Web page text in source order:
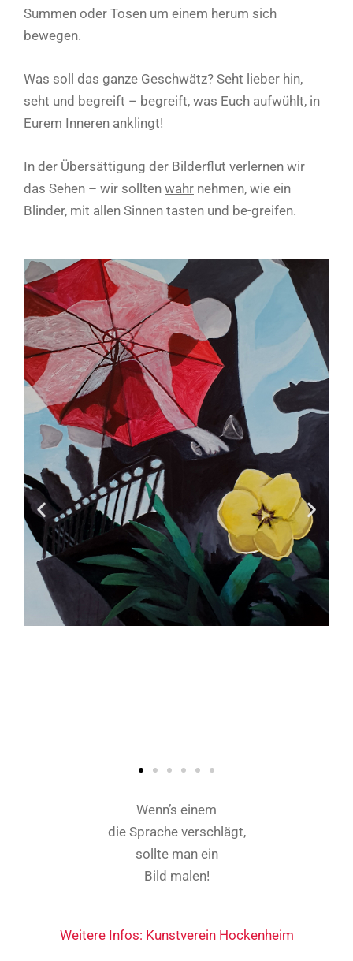
Summen oder Tosen um einem herum sich
bewegen.
Was soll das ganze Geschwätz? Seht lieber hin,
seht und begreift – begreift, was Euch aufwühlt, in
Eurem Inneren anklingt!
In der Übersättigung der Bilderflut verlernen wir
das Sehen – wir sollten wahr nehmen, wie ein
Blinder, mit allen Sinnen tasten und be-greifen.
Wenn’s einem
die Sprache verschlägt,
sollte man ein
Bild malen!
Weitere Infos: Kunstverein Hockenheim